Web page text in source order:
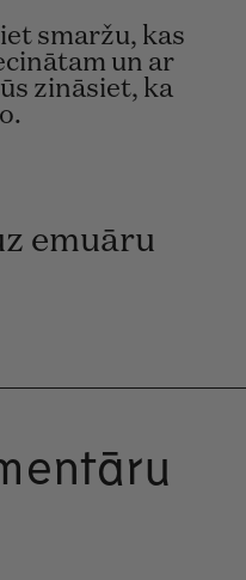
smaržu, kas
un ar
zināsiet, ka
emuāru